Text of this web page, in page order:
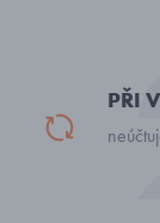
PŘI